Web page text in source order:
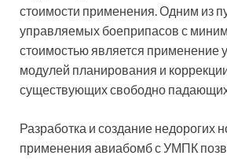
стоимости применения. Одним из
управляемых боеприпасов с
стоимостью является
модулей планирования и
существующих свободно
Разработка и создание недорогих
применения авиабомб с УМПК